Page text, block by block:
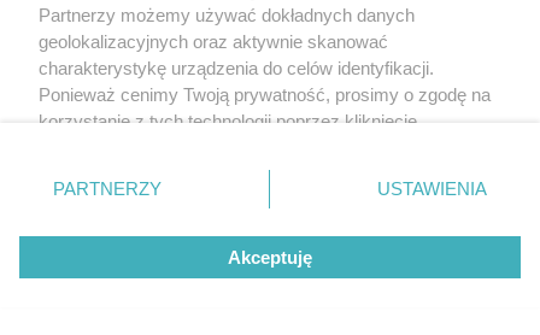
Partnerzy możemy używać dokładnych danych
geolokalizacyjnych oraz aktywnie skanować
charakterystykę urządzenia do celów identyfikacji.
Ponieważ cenimy Twoją prywatność, prosimy o zgodę na
korzystanie z tych technologii poprzez kliknięcie
zmienić/wycofać klikając przycisk ustawień prywatności
znajdujący się w lewym dolnym rogu strony
rodzaje przetwarzania danych nie wymagają zgody
użytkownika, ale masz prawo sprzeciwić się takiemu
przetwarzaniu. Preferencje będą miały zastosowanie tylko
PARTNERZY USTAWIENIA
Akceptuję